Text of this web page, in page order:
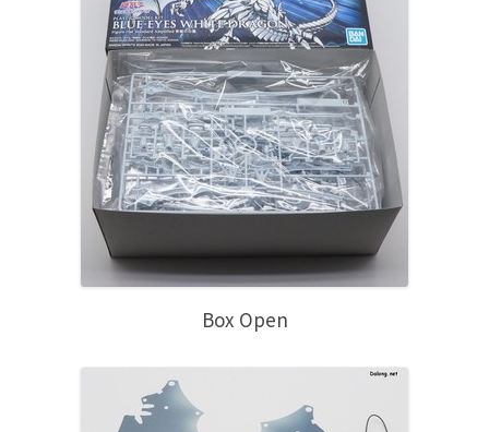
Box Open